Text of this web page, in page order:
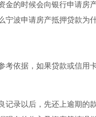
金的时候会向银行申请房
宁波申请房产抵押贷款为
考依据，如果贷款或信用
记录以后，先还上逾期的